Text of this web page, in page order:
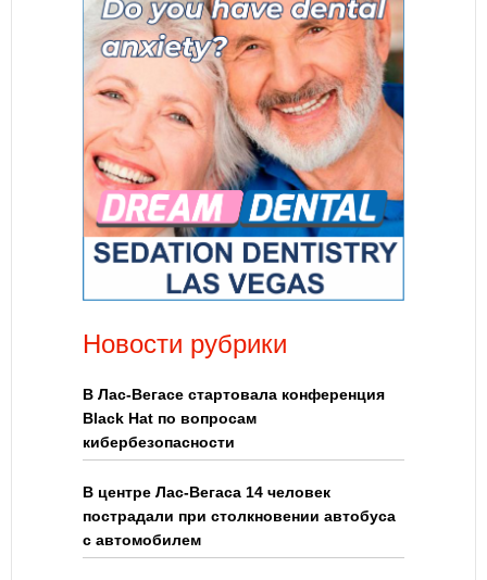
Новости рубрики
В Лас-Вегасе стартовала конференция
Black Hat по вопросам
кибербезопасности
В центре Лас-Вегаса 14 человек
пострадали при столкновении автобуса
с автомобилем